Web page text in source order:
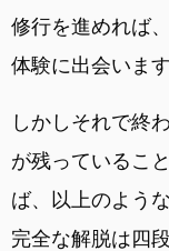
修行を進めれば
体験に出会いま
しかしそれで終
が残っているこ
ば、以上のよう
完全な解脱は四